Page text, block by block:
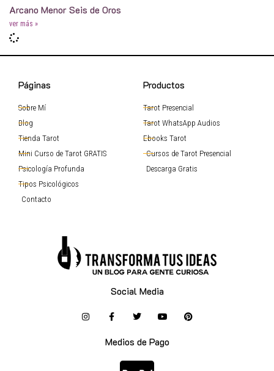
Arcano Menor Seis de Oros
ver más »
Páginas
Sobre Mí
Blog
Tienda Tarot
Mini Curso de Tarot GRATIS
Psicología Profunda
Tipos Psicológicos
Contacto
Productos
Tarot Presencial
Tarot WhatsApp Audios
Ebooks Tarot
Cursos de Tarot Presencial
Descarga Gratis
Social Media
Medios de Pago